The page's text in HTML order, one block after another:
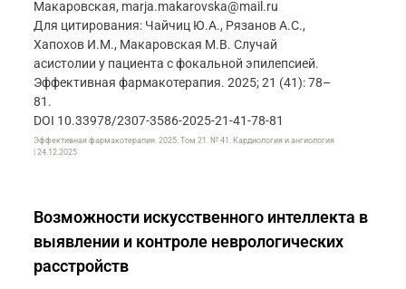
Макаровская, marja.makarovska@mail.ru
Для цитирования: Чайчиц Ю.А., Рязанов А.С.,
Хапохов И.М., Макаровская М.В. Случай
асистолии у пациента с фокальной эпилепсией.
Эффективная фармакотерапия. 2025; 21 (41): 78–
81.
DOI 10.33978/2307-3586-2025-21-41-78-81
Эффективная фармакотерапия. 2025. Том 21. № 41. Кардиология и ангиология
| 24.12.2025
Возможности искусственного интеллекта в
выявлении и контроле неврологических
расстройств